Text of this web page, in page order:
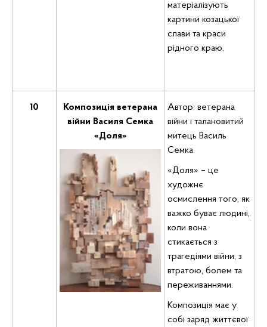
матеріалізують
картини козацької
слави та краси
рідного краю.
10
Композиція ветерана
війни Василя Семка
«Доля»
Автор: ветерана
війни і талановитий
митець Василь
Семка.
«Доля» – це
художнє
осмислення того, як
важко буває людині,
коли вона
стикається з
трагедіями війни, з
втратою, болем та
переживаннями.
Композиція має у
собі заряд життєвої